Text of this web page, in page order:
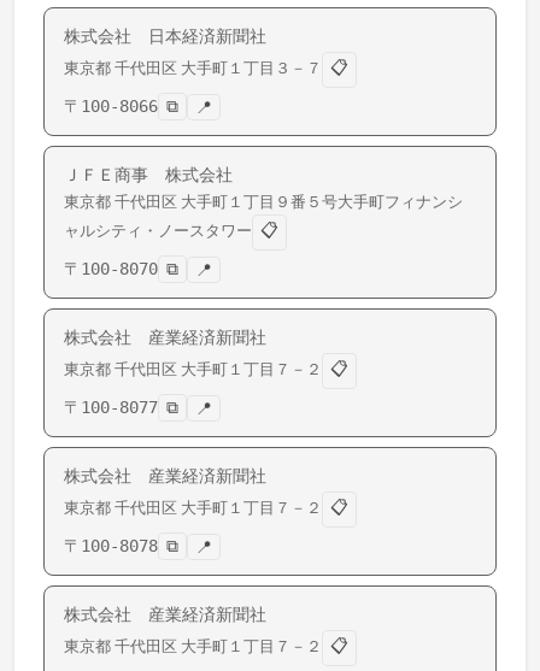
株式会社 日本経済新聞社
東京都 千代田区 大手町 １丁目３－７
📋
〒 100-8066 ⧉ 📍
ＪＦＥ商事 株式会社
東京都 千代田区 大手町 １丁目９番５号大手町フィナンシ
ャルシティ・ノースタワー 📋
〒 100-8070 ⧉ 📍
株式会社 産業経済新聞社
東京都 千代田区 大手町 １丁目７－２
📋
〒 100-8077 ⧉ 📍
株式会社 産業経済新聞社
東京都 千代田区 大手町 １丁目７－２
📋
〒 100-8078 ⧉ 📍
株式会社 産業経済新聞社
東京都 千代田区 大手町 １丁目７－２ 📋